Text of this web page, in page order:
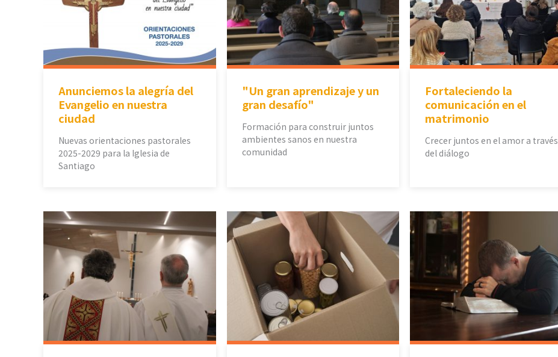
Anunciemos la alegría del
Evangelio en nuestra
ciudad
Nuevas orientaciones pastorales
2025-2029 para la Iglesia de
Santiago
"Un gran aprendizaje y un
gran desafío"
Formación para construir juntos
ambientes sanos en nuestra
comunidad
Fortaleciendo la
comunicación en el
matrimonio
Crecer juntos en el amor a través
del diálogo